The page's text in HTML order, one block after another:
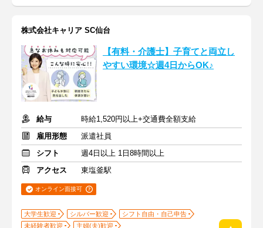
株式会社キャリア SC仙台
【有料・介護士】子育てと両立し
やすい環境☆週4日からOK♪
給与
時給1,520円以上+交通費全額支給
雇用形態
派遣社員
シフト
週4日以上 1日8時間以上
アクセス
東塩釜駅
オンライン面接可
大学生歓迎 シルバー歓迎
シフト自由・自己申告
未経験者歓迎
主婦(夫)歓迎